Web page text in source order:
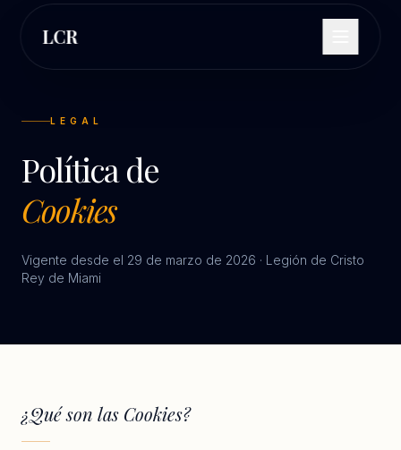
LCR
LEGAL
Política de
Cookies
Vigente desde el 29 de marzo de 2026 · Legión de Cristo
Rey de Miami
¿Qué son las Cookies?